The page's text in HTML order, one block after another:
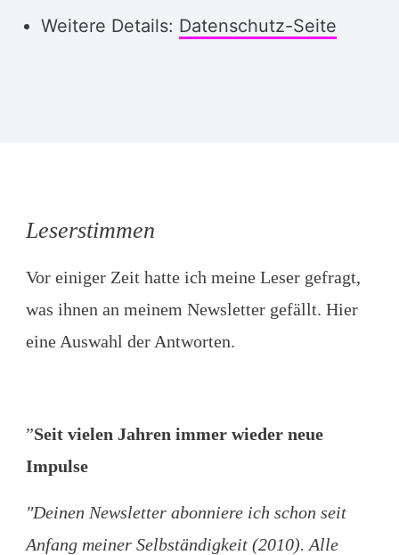
Weitere Details: Datenschutz-Seite
Leserstimmen
Vor einiger Zeit hatte ich meine Leser gefragt,
was ihnen an meinem Newsletter gefällt. Hier
eine Auswahl der Antworten.
”Seit vielen Jahren immer wieder neue
Impulse
"Deinen Newsletter abonniere ich schon seit
Anfang meiner Selbständigkeit (2010). Alle